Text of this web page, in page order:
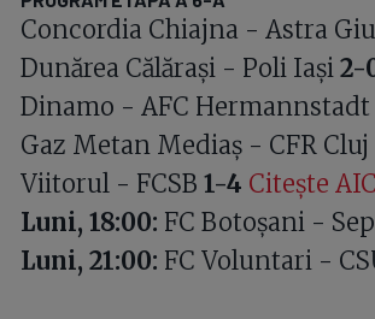
Concordia Chiajna - Astra
Dunărea Călărași - Poli Iași 2-
Dinamo - AFC Hermannstadt
Gaz Metan Mediaș - CFR Cluj
Viitorul - FCSB 1-4 Citește
Luni, 18:00: FC Botoșani -
Luni, 21:00: FC Voluntari -